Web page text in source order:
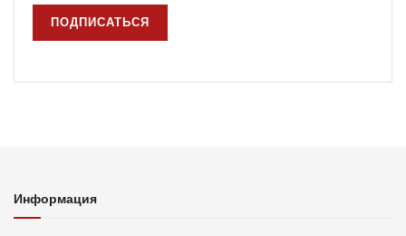
Информация